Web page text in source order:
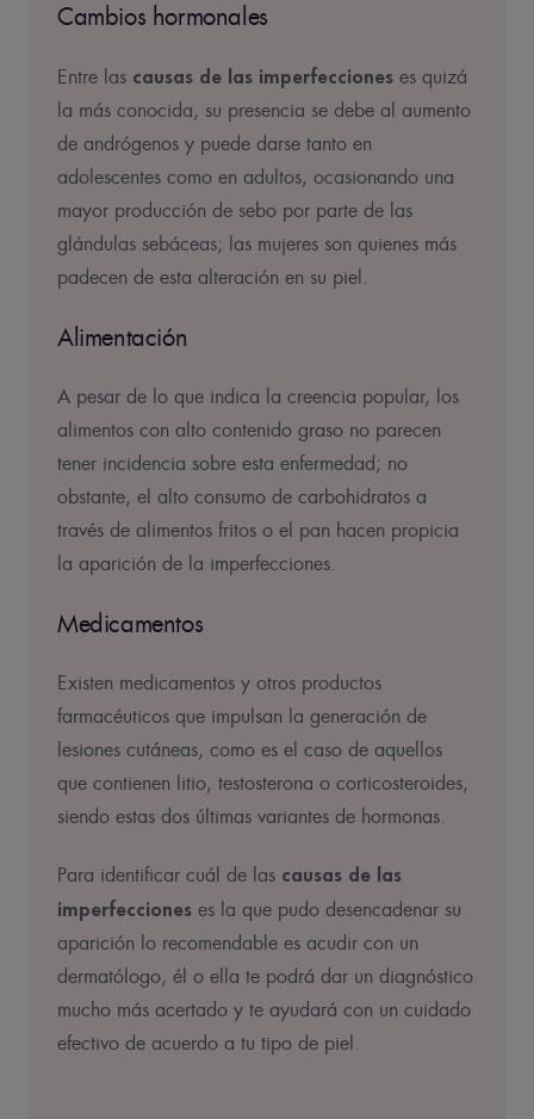
Cambios hormonales
Entre las causas de las imperfecciones es quizá
la más conocida, su presencia se debe al aumento
de andrógenos y puede darse tanto en
adolescentes como en adultos, ocasionando una
mayor producción de sebo por parte de las
glándulas sebáceas; las mujeres son quienes más
padecen de esta alteración en su piel.
Alimentación
A pesar de lo que indica la creencia popular, los
alimentos con alto contenido graso no parecen
tener incidencia sobre esta enfermedad; no
obstante, el alto consumo de carbohidratos a
través de alimentos fritos o el pan hacen propicia
la aparición de la imperfecciones.
Medicamentos
Existen medicamentos y otros productos
farmacéuticos que impulsan la generación de
lesiones cutáneas, como es el caso de aquellos
que contienen litio, testosterona o corticosteroides,
siendo estas dos últimas variantes de hormonas.
Para identificar cuál de las causas de las
imperfecciones es la que pudo desencadenar su
aparición lo recomendable es acudir con un
dermatólogo, él o ella te podrá dar un diagnóstico
mucho más acertado y te ayudará con un cuidado
efectivo de acuerdo a tu tipo de piel.